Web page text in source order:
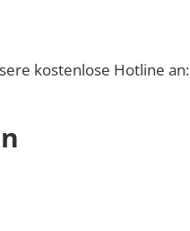
kostenlose Hotline an: